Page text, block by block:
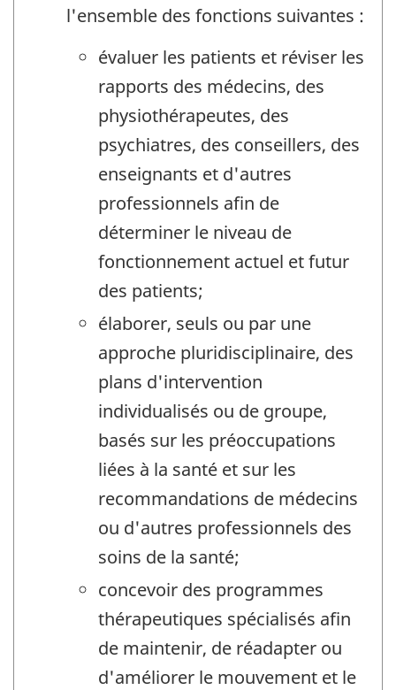
l'ensemble des fonctions suivantes :
évaluer les patients et réviser les
rapports des médecins, des
physiothérapeutes, des
psychiatres, des conseillers, des
enseignants et d'autres
professionnels afin de
déterminer le niveau de
fonctionnement actuel et futur
des patients;
élaborer, seuls ou par une
approche pluridisciplinaire, des
plans d'intervention
individualisés ou de groupe,
basés sur les préoccupations
liées à la santé et sur les
recommandations de médecins
ou d'autres professionnels des
soins de la santé;
concevoir des programmes
thérapeutiques spécialisés afin
de maintenir, de réadapter ou
d'améliorer le mouvement et le